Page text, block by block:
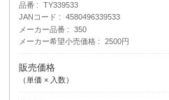
品番
TY339533
JANコード
4580496339533
メーカー品番
350
メーカー希望小売価格
2500円
販売価格
（単価 × 入数）